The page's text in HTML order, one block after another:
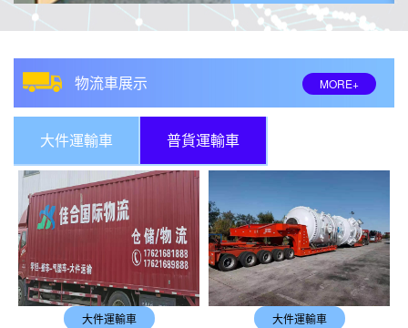
物流車展示 MORE+
大件運輸車 普貨運輸車
大件運輸車 大件運輸車